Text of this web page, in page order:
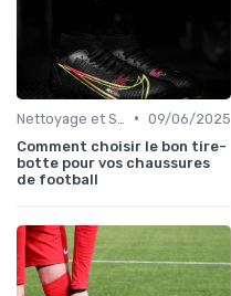
• 09/06/2025
Comment choisir le bon tire-
botte pour vos chaussures
de football